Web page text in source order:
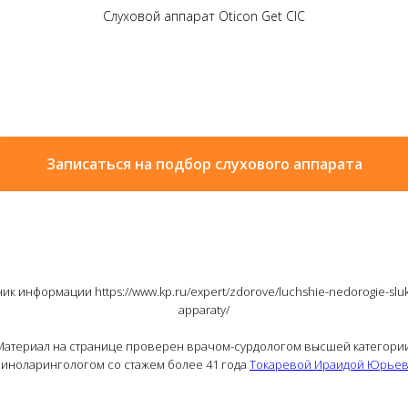
Слуховой аппарат Oticon Get CIC
Записаться на подбор слухового аппарата
информации https://www.kp.ru/expert/zdorove/luchshie-nedorogie-
apparaty/
на странице проверен врачом-сурдологом высшей
со стажем более 41 года Токаревой Ираидой